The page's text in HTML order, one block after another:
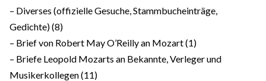
– Diverses (offizielle Gesuche, Stammbucheinträge,
Gedichte) (8)
– Brief von Robert May O’Reilly an Mozart (1)
– Briefe Leopold Mozarts an Bekannte, Verleger und
Musikerkollegen (11)